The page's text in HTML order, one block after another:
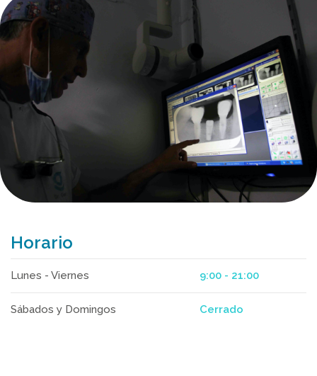
Horario
Lunes - Viernes 9:00 - 21:00
Sábados y Domingos Cerrado